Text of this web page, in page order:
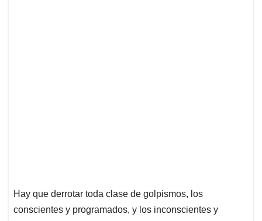
Hay que derrotar toda clase de golpismos, los
conscientes y programados, y los inconscientes y